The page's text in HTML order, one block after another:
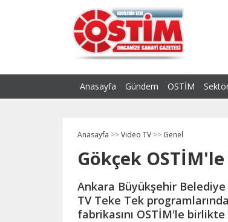
Anasayfa Gündem OSTİM
Anasayfa >>Video TV >> Genel
Gökçek
Ankara Büyükşehir Belediye
TV Teke Tek
fabrikasını OSTİM'le birlikte